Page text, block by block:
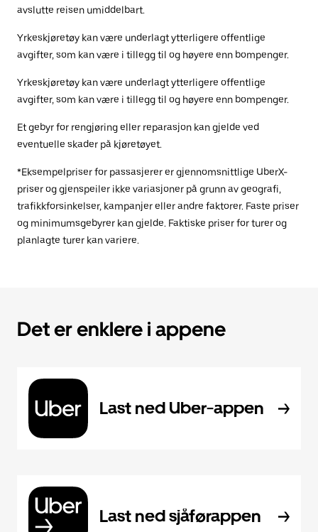
avslutte reisen umiddelbart.
Yrkeskjøretøy kan være underlagt ytterligere offentlige
avgifter, som kan være i tillegg til og høyere enn bompenger.
Yrkeskjøretøy kan være underlagt ytterligere offentlige
avgifter, som kan være i tillegg til og høyere enn bompenger.
Et gebyr for rengjøring eller reparasjon kan gjelde ved
eventuelle skader på kjøretøyet.
*Eksempelpriser for passasjerer er gjennomsnittlige UberX-
priser og gjenspeiler ikke variasjoner på grunn av geografi,
trafikkforsinkelser, kampanjer eller andre faktorer. Faste priser
og minimumsgebyrer kan gjelde. Faktiske priser for turer og
planlagte turer kan variere.
Det er enklere i appene
Last ned Uber-appen
Last ned sjåførappen